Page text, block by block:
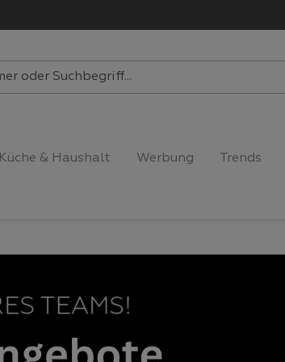
Küche & Haushalt Werbung Trends